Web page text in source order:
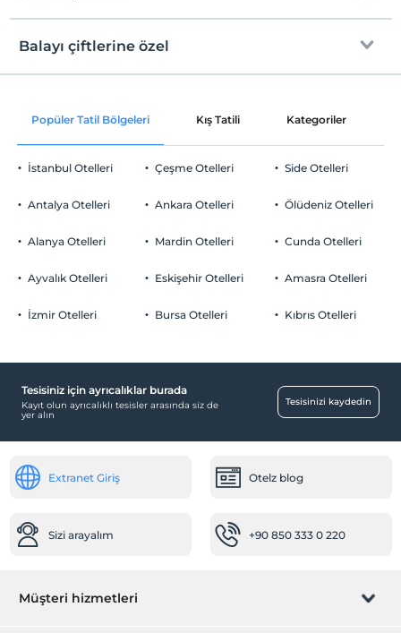
Ücretsiz Wi-fi
Otopark (Tesis bünyesinde)
Çocuk karyolası
Yiyecek & İçecek
Bebek
Restoranda bebek sandalyesi
Havaalanı servisi (ücretli)
Check/in
En erken saat 14:00 ve sonrası
Check/out
Evcil Hayvan
Sigara
Çocuklar
Her bir oda için 6 yaşına kadar 1 çocuk ücretsizdir
Balayı çiftlerine özel
Oda süslemesi
Odaya meyve sepeti ikramı
Popüler Tatil Bölgeleri Kış Tatili Kategoriler
İstanbul Otelleri
Antalya Otelleri
Alanya Otelleri
Ayvalık Otelleri
İzmir Otelleri
Çeşme Otelleri
Ankara Otelleri
Mardin Otelleri
Eskişehir Otelleri
Bursa Otelleri
Side Otelleri
Ölüdeniz Otelleri
Cunda Otelleri
Amasra Otelleri
Kıbrıs Otelleri
Tesisiniz için ayrıcalıklar burada
Kayıt olun ayrıcalıklı tesisler arasında siz de
yer alın
Tesisinizi kaydedin
Extranet Giriş Otelz blog
Sizi arayalım +90 850 333 0 220
Müşteri hizmetleri